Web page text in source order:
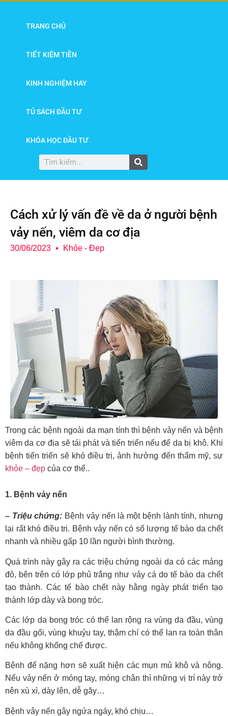
TRANG CHỦ
TIẾT KIỆM TIỀN
KINH NGHIỆM HAY
TỦ SÁCH ĐẦU TƯ
KHÓA HỌC ĐẦU TƯ
Cách xử lý vấn đề về da ở người bệnh
vảy nến, viêm da cơ địa
30/06/2023 Khỏe - Đẹp
Trong các bệnh ngoài da mạn tính thì bệnh vảy nến và bệnh
viêm da cơ địa sẽ tái phát và tiến triển nếu để da bị khô. Khi
bệnh tiến triển sẽ khó điều trị, ảnh hưởng đến thẩm mỹ, sự
khỏe – đẹp của cơ thể..
1. Bệnh vảy nến
– Triệu chứng: Bệnh vảy nến là một bệnh lành tính, nhưng
lại rất khó điều trị. Bệnh vảy nến có số lượng tế bào da chết
nhanh và nhiều gấp 10 lần người bình thường.
Quá trình này gây ra các triệu chứng ngoài da có các mảng
đỏ, bên trên có lớp phủ trắng như vảy cá do tế bào da chết
tạo thành. Các tế bào chết này hằng ngày phát triển tạo
thành lớp dày và bong tróc.
Các lớp da bong tróc có thể lan rộng ra vùng da đầu, vùng
da đầu gối, vùng khuỷu tay, thậm chí có thể lan ra toàn thân
nếu không khống chế được.
Bệnh để nặng hơn sẽ xuất hiện các mụn mủ khô và nông.
Nếu vảy nến ở móng tay, móng chân thì những vị trí này trở
nên xù xì, dày lên, dễ gãy…
Bệnh vảy nến gây ngứa ngáy, khó chịu…